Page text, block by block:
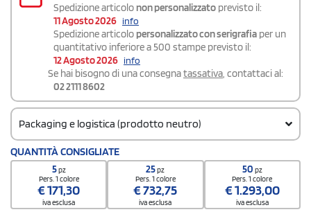
Spedizione articolo non personalizzato previsto il:
11 Agosto 2026 info
Spedizione articolo personalizzato con serigrafia per un
quantitativo inferiore a 500 stampe previsto il:
12 Agosto 2026 info
Se hai bisogno di una consegnatassativa, contattaci al:
02 2111 8602
Packaging e logistica (prodotto neutro)
Codice doganale
9608500000000000000000
Quantità per confezione
30 / Inner carton
Quantità per scatola
QUANTITÀ CONSIGLIATE
5pz
Pers. 1 colore
€171,30
iva esclusa
25pz
Pers. 1 colore
€732,75
iva esclusa
50 pz
Pers. 1 colore
€1.293,00
iva esclusa